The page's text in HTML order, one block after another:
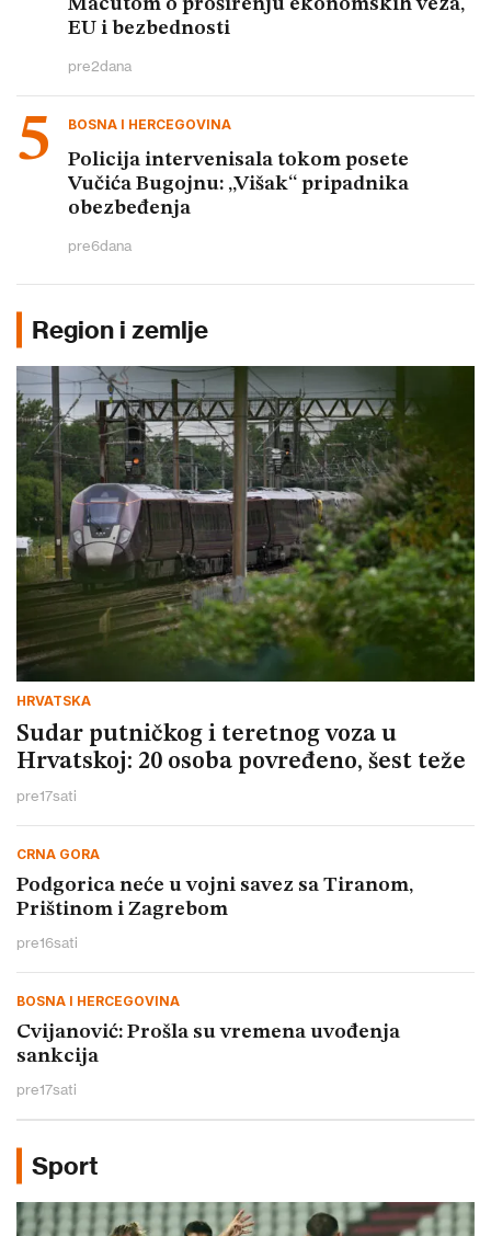
Macutom o proširenju ekonomskih veza,
EU i bezbednosti
pre2dana
BOSNA I HERCEGOVINA
Policija intervenisala tokom posete
Vučića Bugojnu: „Višak“ pripadnika
obezbeđenja
pre6dana
Region i zemlje
HRVATSKA
Sudar putničkog i teretnog voza u
Hrvatskoj: 20 osoba povređeno, šest teže
pre17sati
CRNA GORA
Podgorica neće u vojni savez sa Tiranom,
Prištinom i Zagrebom
pre16sati
BOSNA I HERCEGOVINA
Cvijanović: Prošla su vremena uvođenja
sankcija
pre17sati
Sport